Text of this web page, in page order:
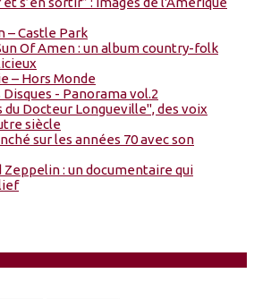
– Castle Park
Of Amen : un album country-folk
– Hors Monde
- Panorama vol.2
du Docteur Longueville", des voix
siècle
sur les années 70 avec son
Zeppelin : un documentaire qui